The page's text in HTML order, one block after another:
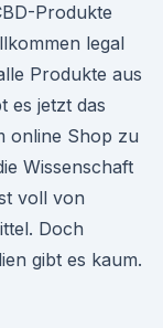
Produkte
legal
Produkte aus
es jetzt das
online Shop zu
Wissenschaft
voll von
Doch
gibt es kaum.